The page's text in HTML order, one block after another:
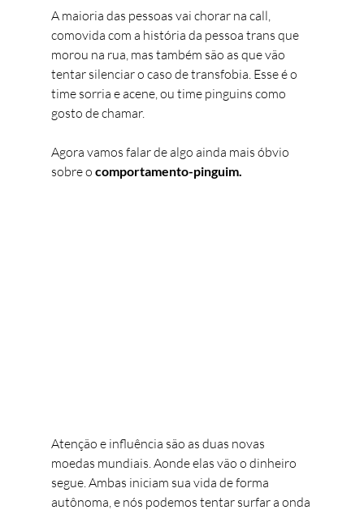
A maioria das pessoas vai chorar na call,
comovida com a história da pessoa trans que
morou na rua, mas também são as que vão
tentar silenciar o caso de transfobia. Esse é o
time sorria e acene, ou time pinguins como
gosto de chamar.
Agora vamos falar de algo ainda mais óbvio
sobre o comportamento-pinguim.
Atenção e influência são as duas novas
moedas mundiais. Aonde elas vão o dinheiro
segue. Ambas iniciam sua vida de forma
autônoma, e nós podemos tentar surfar a onda